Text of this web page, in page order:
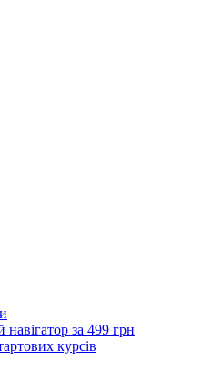
за 499 грн
курсів